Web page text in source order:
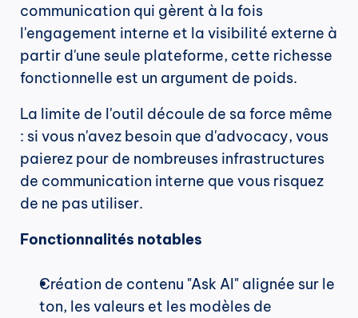
communication qui gèrent à la fois
l'engagement interne et la visibilité externe à
partir d'une seule plateforme, cette richesse
fonctionnelle est un argument de poids.
La limite de l'outil découle de sa force même
: si vous n'avez besoin que d'advocacy, vous
paierez pour de nombreuses infrastructures
de communication interne que vous risquez
de ne pas utiliser.
Fonctionnalités notables
Création de contenu "Ask AI" alignée sur le
ton, les valeurs et les modèles de